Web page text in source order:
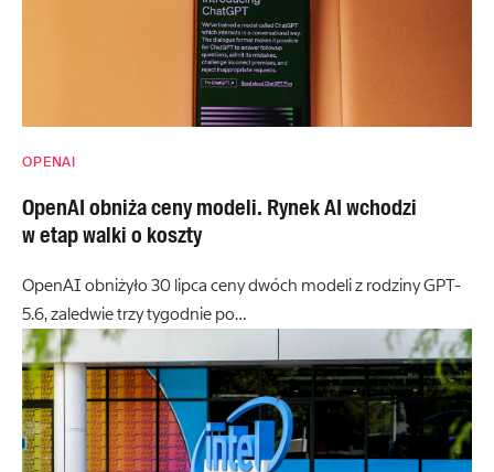
OPENAI
OpenAI obniża ceny modeli. Rynek AI wchodzi
w etap walki o koszty
OpenAI obniżyło 30 lipca ceny dwóch modeli z rodziny GPT-
5.6, zaledwie trzy tygodnie po…